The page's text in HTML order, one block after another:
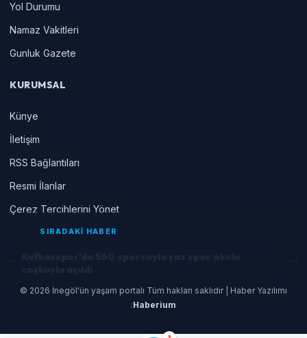
Yol Durumu
Namaz Vakitleri
Gunluk Gazete
KURUMSAL
Künye
İletişim
RSS Bağlantıları
Resmi İlanlar
Çerez Tercihlerini Yönet
© 2026 İnegöl'ün yaşam portalı Tüm hakları saklıdır | Haber Yazılımı
:Haberium
SIRADAKİ HABER